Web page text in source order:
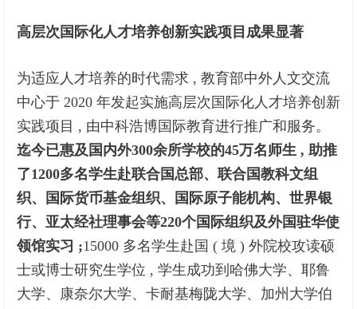
高层次国际化人才培养创新实践项目成果显著
为适应人才培养的时代需求 , 教育部中外人文交流
中心于 2020 年发起实施高层次国际化人才培养创新
实践项目 , 由中科浩博国际教育进行推广和服务。
迄今已惠及国内外300余所学校的45万名师生 , 助推
了1200多名学生赴联合国总部、联合国教科文组
织、国际货币基金组织、国际原子能机构、世界银
行、亚太经社理事会等220个国际组织及外国驻华使
领馆实习 ;15000 多名学生赴国 ( 境 ) 外院校攻读硕
士或博士研究生学位 , 学生成功到哈佛大学、耶鲁
大学、康奈尔大学、卡耐基梅陇大学、加州大学伯